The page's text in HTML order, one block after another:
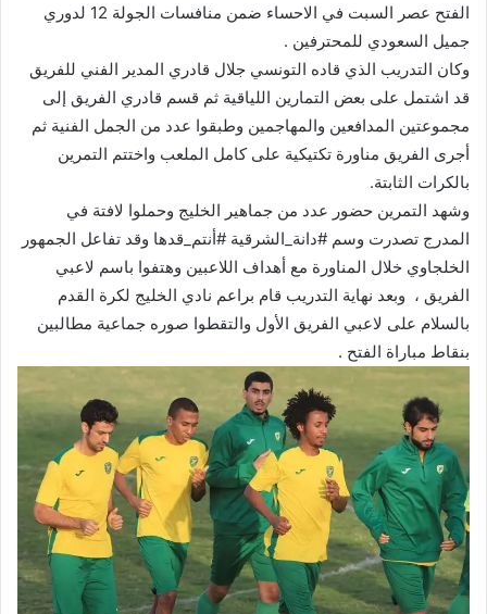
الفتح عصر السبت في الاحساء ضمن منافسات الجولة 12 لدوري
جميل السعودي للمحترفين .
وكان التدريب الذي قاده التونسي جلال قادري المدير الفني للفريق
قد اشتمل على بعض التمارين اللياقية ثم قسم قادري الفريق إلى
مجموعتين المدافعين والمهاجمين وطبقوا عدد من الجمل الفنية ثم
أجرى الفريق مناورة تكتيكية على كامل الملعب واختتم التمرين
بالكرات الثابتة.
وشهد التمرين حضور عدد من جماهير الخليج وحملوا لافتة في
المدرج تصدرت وسم #دانة_الشرقية #أنتم_قدها وقد تفاعل الجمهور
الخلجاوي خلال المناورة مع أهداف اللاعبين وهتفوا باسم لاعبي
الفريق ، وبعد نهاية التدريب قام براعم نادي الخليج لكرة القدم
بالسلام على لاعبي الفريق الأول والتقطوا صوره جماعية مطالبين
بنقاط مباراة الفتح .